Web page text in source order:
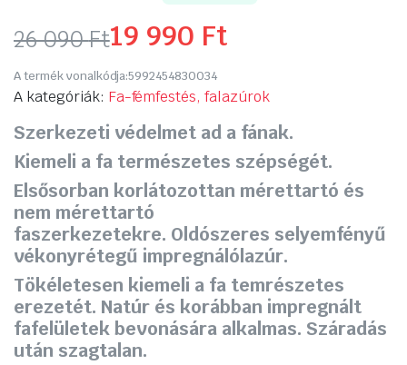
26 090Ft
Original
price
was:
26
090 Ft.
19 990 Ft
Current
price
is:
19
990 Ft.
A termék vonalkódja:5992454830034
A kategóriák: Fa-fémfestés, falazúrok
Szerkezeti védelmet ad a fának.
Kiemeli a fa természetes szépségét.
Elsősorban korlátozottan mérettartó és
nem mérettartó
faszerkezetekre. Oldószeres selyemfényű
vékonyrétegű impregnálólazúr.
Tökéletesen kiemeli a fa temrészetes
erezetét. Natúr és korábban impregnált
fafelületek bevonására alkalmas. Száradás
után szagtalan.